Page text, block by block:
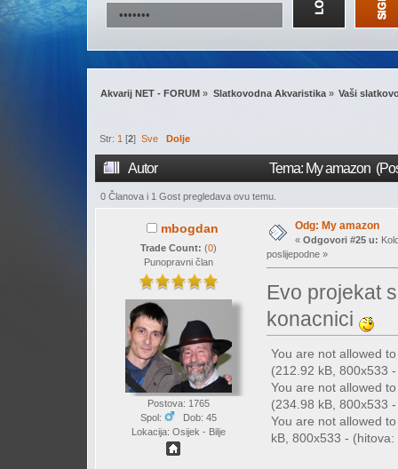
Akvarij NET - FORUM » Slatkovodna Akvaristika» Vaši
Str:1 [2]Sve Dolje
Autor Tema: My amazon
0 Članova i 1 Gost pregledava ovu temu.
mbogdan
Trade Count: (0)
Punopravni član
Postova: 1765
Spol:
Dob: 45
Lokacija: Osijek - Bilje
Odg: My amazon
« Odgovori #25 u:
poslijepodne »
Evo projekat
konacnici
You are not allowed
(212.92 kB, 800x533
You are not allowed
(234.98 kB, 800x533
You are not allowed
kB, 800x533 - (hitova: